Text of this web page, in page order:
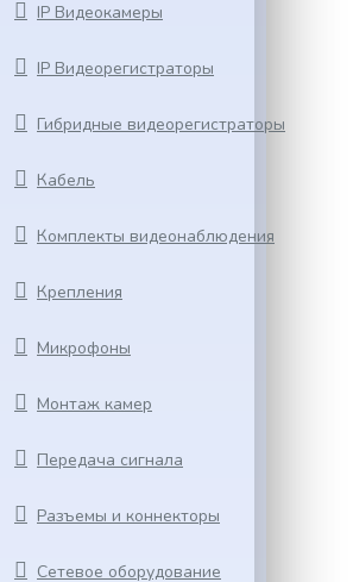
IP Видеокамеры
IP Видеорегистраторы
Гибридные видеорегистраторы
Кабель
Комплекты видеонаблюдения
Крепления
Микрофоны
Монтаж камер
Передача сигнала
Разъемы и коннекторы
Сетевое оборудование